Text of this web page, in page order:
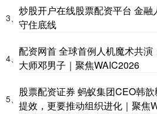
3、
炒股开户在线股票配资平台 金
守住底线
4、
配资网首 全球首例人机魔术共
大师邓男子｜聚焦WAIC2026
5、
股票配资证券 蚂蚁集团CEO韩
提效，更要推动组织进化｜聚焦